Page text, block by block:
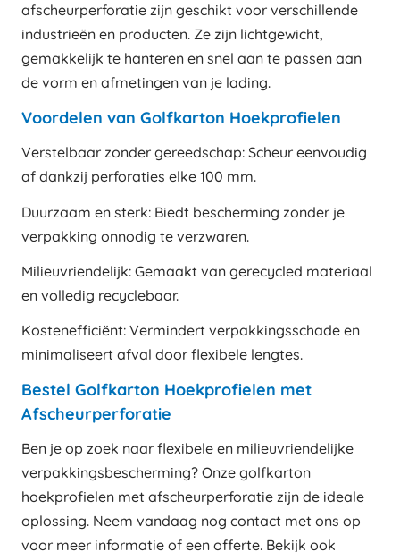
afscheurperforatie zijn geschikt voor verschillende
industrieën en producten. Ze zijn lichtgewicht,
gemakkelijk te hanteren en snel aan te passen aan
de vorm en afmetingen van je lading.
Voordelen van Golfkarton Hoekprofielen
Verstelbaar zonder gereedschap: Scheur eenvoudig
af dankzij perforaties elke 100 mm.
Duurzaam en sterk: Biedt bescherming zonder je
verpakking onnodig te verzwaren.
Milieuvriendelijk: Gemaakt van gerecycled materiaal
en volledig recyclebaar.
Kostenefficiënt: Vermindert verpakkingsschade en
minimaliseert afval door flexibele lengtes.
Bestel Golfkarton Hoekprofielen met
Afscheurperforatie
Ben je op zoek naar flexibele en milieuvriendelijke
verpakkingsbescherming? Onze golfkarton
hoekprofielen met afscheurperforatie zijn de ideale
oplossing. Neem vandaag nog contact met ons op
voor meer informatie of een offerte. Bekijk ook